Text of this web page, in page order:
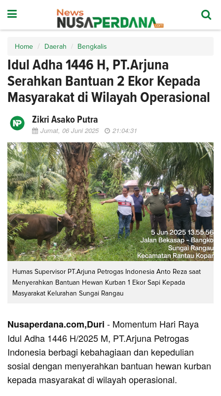
Home Daerah Bengkalis
Idul Adha 1446 H, PT.Arjuna
Serahkan Bantuan 2 Ekor Kepada
Masyarakat di Wilayah Operasional
Zikri Asako Putra
Jumat, 06 Juni 2025 21:04:31
Humas Supervisor PT.Arjuna Petrogas Indonesia Anto Reza saat
Menyerahkan Bantuan Hewan Kurban 1 Ekor Sapi Kepada
Masyarakat Kelurahan Sungai Rangau
Nusaperdana.com,Duri - Momentum Hari Raya
Idul Adha 1446 H/2025 M, PT.Arjuna Petrogas
Indonesia berbagi kebahagiaan dan kepedulian
sosial dengan menyerahkan bantuan hewan kurban
kepada masyarakat di wilayah operasional.